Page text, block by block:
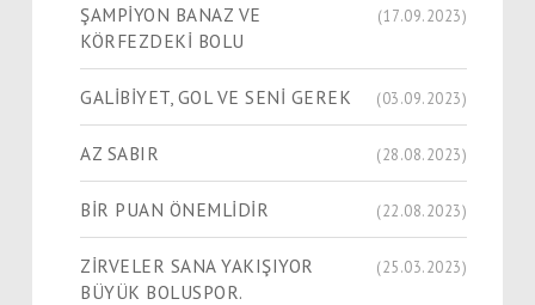
ŞAMPİYON BANAZ VE
KÖRFEZDEKİ BOLU
(17.09.2023)
GALİBİYET, GOL VE SENİ GEREK (03.09.2023)
AZ SABIR (28.08.2023)
BİR PUAN ÖNEMLİDİR (22.08.2023)
ZİRVELER SANA YAKIŞIYOR
BÜYÜK BOLUSPOR.
(25.03.2023)